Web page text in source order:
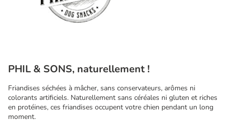
PHIL & SONS, naturellement !
Friandises séchées à mâcher, sans conservateurs, arômes ni
colorants artificiels. Naturellement sans céréales ni gluten et riches
en protéines, ces friandises occupent votre chien pendant un long
moment.